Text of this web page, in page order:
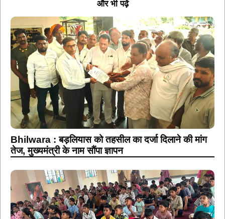
और भी पढ़ें
Bhilwara : बड़लियास को तहसील का दर्जा दिलाने की मांग
तेज, मुख्यमंत्री के नाम सौंपा ज्ञापन